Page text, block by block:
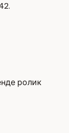
ролик